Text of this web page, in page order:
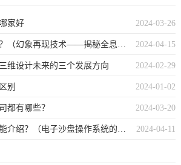
2024-03-26
家好
2024-04-15
2024-02-29
维设计未来的三个发展方向
2024-01-02
别
2024-03-20
都有哪些？
2024-04-11